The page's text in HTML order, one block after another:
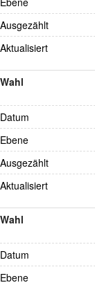
Ausgezählt
Aktualisiert
Wahl
Datum
Ebene
Ausgezählt
Aktualisiert
Wahl
Datum
Ebene